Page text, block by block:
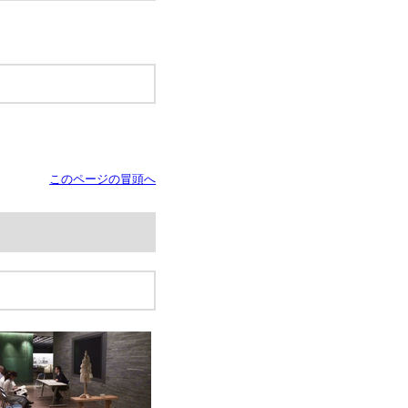
このページの冒頭へ